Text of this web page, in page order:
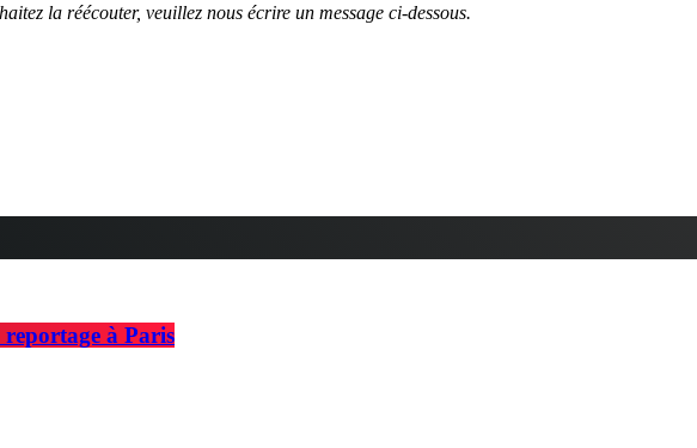
la réécouter, veuillez nous écrire un message ci-dessous.
à Paris